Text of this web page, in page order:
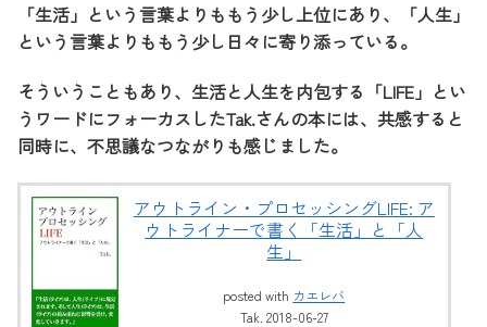
「生活」という言葉よりももう少し上位にあり、「人生」
という言葉よりももう少し日々に寄り添っている。
そういうこともあり、生活と人生を内包する「LIFE」とい
うワードにフォーカスしたTak.さんの本には、共感すると
同時に、不思議なつながりも感じました。
アウトライン・プロセッシングLIFE: ア
ウトライナーで書く「生活」と「人
生」
posted with カエレバ
Tak. 2018-06-27